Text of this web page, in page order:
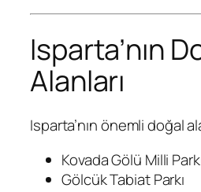
Isparta’nın
Alanları
Isparta’nın önemli doğal
Kovada Gölü Milli
Gölcük Tabiat Parkı